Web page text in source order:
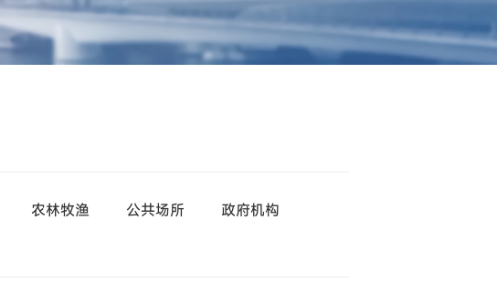
农林牧渔 公共场所
政府机构